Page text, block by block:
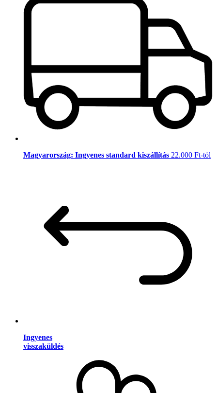
Magyarország: Ingyenes standard kiszállítás 22.000 Ft-tól
Ingyenes
visszaküldés